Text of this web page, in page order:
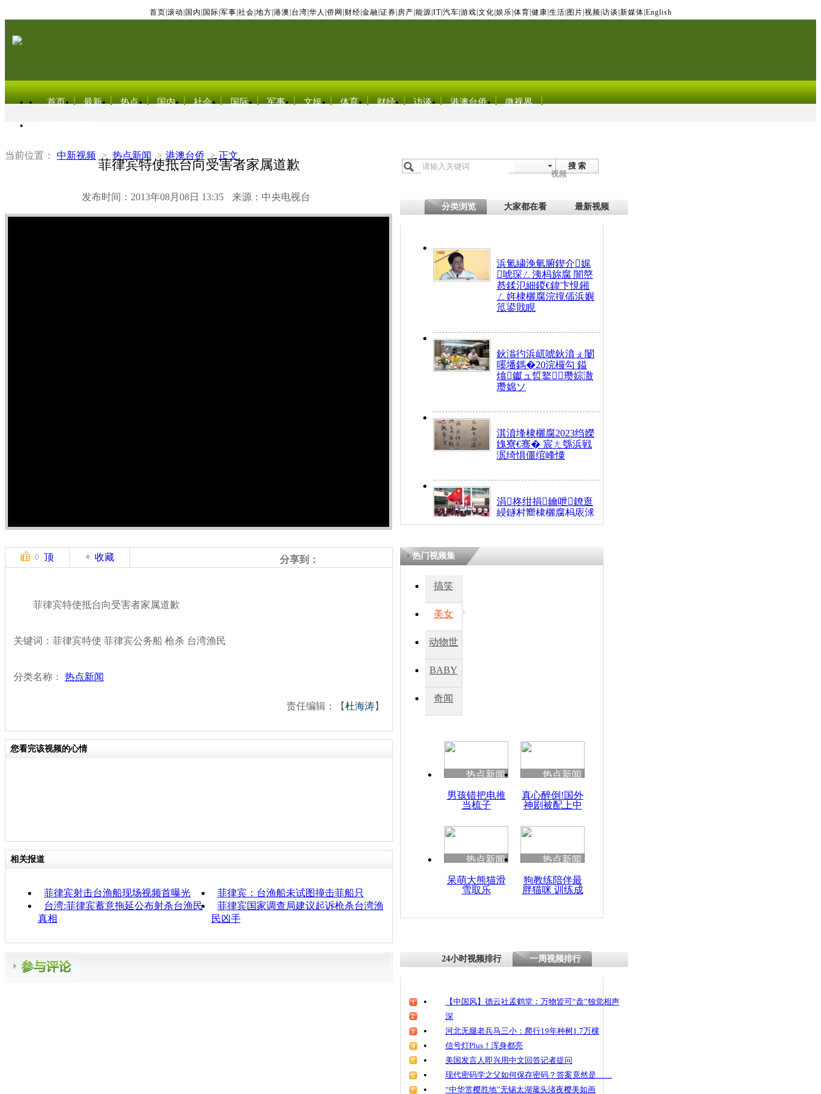
首页 滚动 国内 国际 军事 社会 地方 港澳 台湾 华人 侨网 财经 金融 证券 房产 能源 IT| 汽车 游戏 文化 娱乐 体育 健康 生活 图片 视频 访谈 新媒体 English
首页 最新 热点 国内 社会 国际 军事 文娱 体育 财经 访谈 港澳台侨 微视界
当前位置： 中新视频 > 热点新闻 > 港澳台侨 > 正文
菲律宾特使抵台向受害者家属道歉
发布时间：2013年08月08日 13:35 来源：中央电视台
搜 索
视频
分类浏览 大家都在看 最新视频
浜氳繍浼氫腑鍥介娓
唬琛ㄥ洟杩旀腐 闇嶅
惎鍒氾細鍐€鍏卞悓鎺
ㄥ姩棣欐腐浣撹偛浜嬩
笟鍙戝睍
鈥滃彴浜屼唬鈥濆ぇ闄
嗘墦鎷�20浣欏勾 鎰
熻钀ュ晢鐜瓒婃潵
瓒婂ソ
淇濆埄棣欐腐2023绉嬫
媿寮€骞� 宸ㄤ綔浜戦
泦绮惧僵绾峰憟
涓柊绀捐鑰呭鐐逛
綅鐩村嚮棣欐腐杩庡浗
搴�24灏忔椂
0 顶 收藏 分享到：
菲律宾特使抵台向受害者家属道歉
关键词：菲律宾特使 菲律宾公务船 枪杀 台湾渔民
分类名称： 热点新闻
责任编辑：【杜海涛】
您看完该视频的心情
相关报道
菲律宾射击台渔船现场视频首曝光
菲律宾：台渔船未试图撞击菲船只
台湾:菲律宾蓄意拖延公布射杀台渔民
真相
菲律宾国家调查局建议起诉枪杀台湾渔
民凶手
热门视频集
搞笑
美女
动物世
BABY
秀
奇闻
热点新闻
男孩错把电推
当梳子
热点新闻
真心醉倒!国外
神剧被配上中
热点新闻
呆萌大熊猫滑
雪取乐
热点新闻
狗教练陪伴最
胖猫咪 训练成
24小时视频排行 一周视频排行
【中国风】德云社孟鹤堂：万物皆可“盘”独觉相声
深
河北无腿老兵马三小：爬行19年种树1.7万棵
信号灯Plus！浑身都亮
美国发言人即兴用中文回答记者提问
现代密码学之父如何保存密码？答案竟然是……
“中华赏樱胜地”无锡太湖鼋头渚夜樱美如画